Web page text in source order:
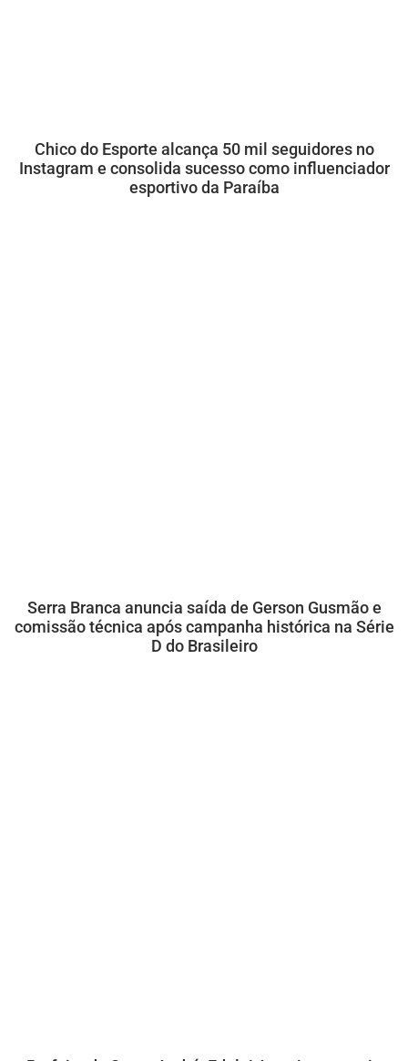
Chico do Esporte alcança 50 mil seguidores no
Instagram e consolida sucesso como influenciador
esportivo da Paraíba
Serra Branca anuncia saída de Gerson Gusmão e
comissão técnica após campanha histórica na Série
D do Brasileiro